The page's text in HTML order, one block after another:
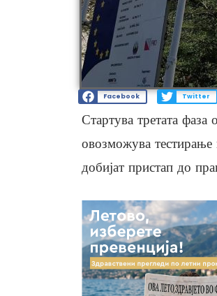
Facebook Twitter
Стартува третата фаза
овозможува тестирање
добијат пристап до